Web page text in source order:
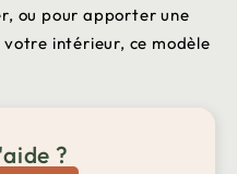
ou pour apporter une
intérieur, ce modèle
?